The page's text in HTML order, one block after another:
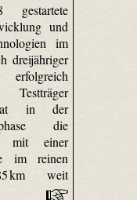
und
im
dreijähriger
Testträger
hat in der
die
mit einer
im reinen
km weit